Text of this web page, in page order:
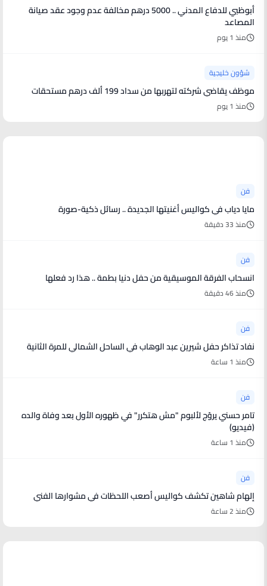
أبوظبي للدفاع المدني .. 5000 درهم مخالفة عدم وجود عقد صيانة
المصاعد
منذ 1 يوم
شؤون خليجية
موظف يقاضي شركته لتهربها من سداد 199 ألف درهم مستحقات
منذ 1 يوم
فن
مايا دياب في كواليس أغنيتها الجديدة .. رسائل ذكية-صورة
منذ 33 دقيقة
فن
انسحاب الفرقة الموسيقية من حفل دنيا بطمة .. هذا رد فعلها
منذ 46 دقيقة
فن
نفاد تذاكر حفل شيرين عبد الوهاب في الساحل الشمالي للمرة الثانية
منذ 1 ساعة
فن
تامر حسني يروّج لألبوم "مش هتكرر" في ظهوره الأول بعد وفاة والده
(فيديو)
منذ 1 ساعة
فن
إلهام شاهين تكشف كواليس أصعب اللحظات في مشوارها الفني
منذ 2 ساعة